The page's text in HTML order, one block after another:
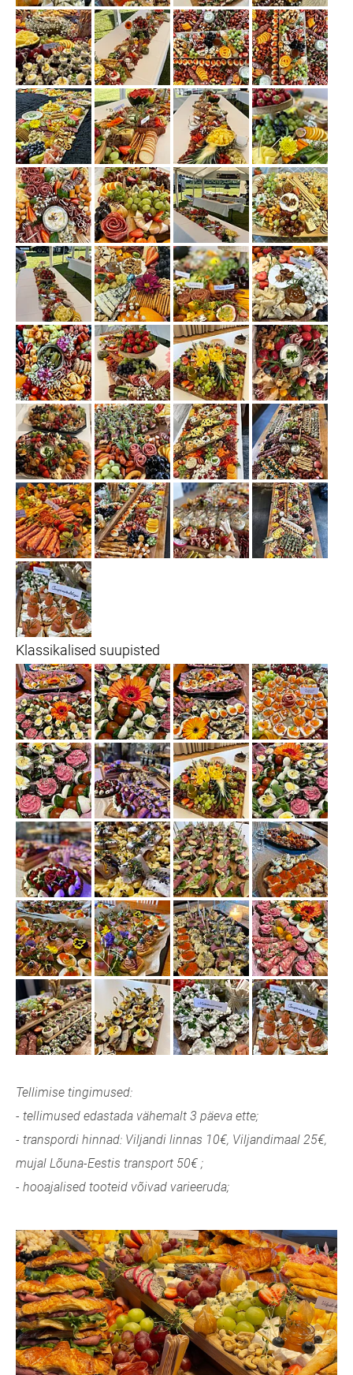
Klassikalised suupisted
Tellimise tingimused:
- tellimused edastada vähemalt 3 päeva ette;
- transpordi hinnad: Viljandi linnas 10€, Viljandimaal 25€,
mujal Lõuna-Eestis transport 50€ ;
- hooajalised tooteid võivad varieeruda;